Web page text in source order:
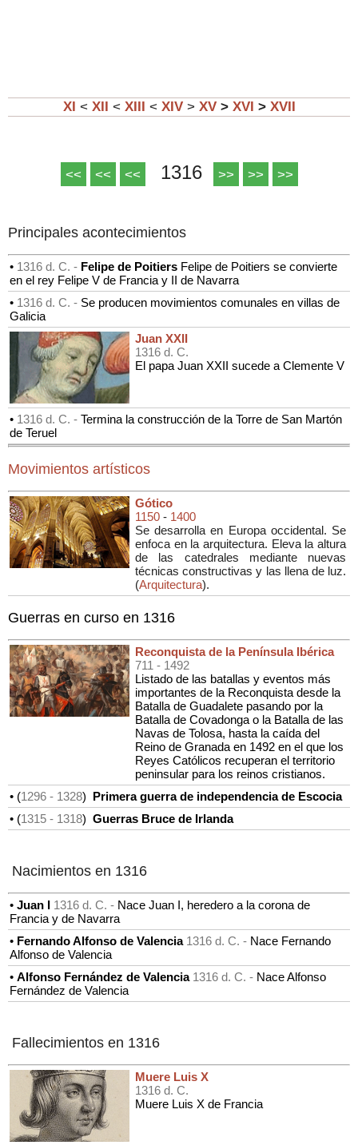
XI < XII < XIII < XIV > XV> XVI > XVII
<< << << 1316 >> >> >>
Principales acontecimientos
• 1316 d. C. - Felipe de Poitiers Felipe de Poitiers se convierte
en el rey Felipe V de Francia y II de Navarra
• 1316 d. C. - Se producen movimientos comunales en villas de
Galicia
Juan XXII
1316 d. C.
El papa Juan XXII sucede a Clemente V
• 1316 d. C. - Termina la construcción de la Torre de San Martón
de Teruel
Movimientos artísticos
Gótico
1150 - 1400
Se desarrolla en Europa occidental. Se
enfoca en la arquitectura. Eleva la altura
de las catedrales mediante nuevas
técnicas constructivas y las llena de luz.
(Arquitectura).
Guerras en curso en 1316
Reconquista de la Península Ibérica
711 - 1492
Listado de las batallas y eventos más
importantes de la Reconquista desde la
Batalla de Guadalete pasando por la
Batalla de Covadonga o la Batalla de las
Navas de Tolosa, hasta la caída del
Reino de Granada en 1492 en el que los
Reyes Católicos recuperan el territorio
peninsular para los reinos cristianos.
• (1296 - 1328) Primera guerra de independencia de Escocia
• (1315 - 1318) Guerras Bruce de Irlanda
Nacimientos en 1316
• Juan I 1316 d. C. - Nace Juan I, heredero a la corona de
Francia y de Navarra
• Fernando Alfonso de Valencia 1316 d. C. - Nace Fernando
Alfonso de Valencia
• Alfonso Fernández de Valencia 1316 d. C. - Nace Alfonso
Fernández de Valencia
Fallecimientos en 1316
Muere Luis X
1316 d. C.
Muere Luis X de Francia